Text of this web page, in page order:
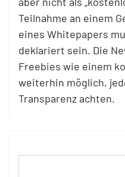
Teilnahme an einem
eines Whitepapers
deklariert sein. Die
Freebies wie einem
weiterhin möglich,
Transparenz achten.